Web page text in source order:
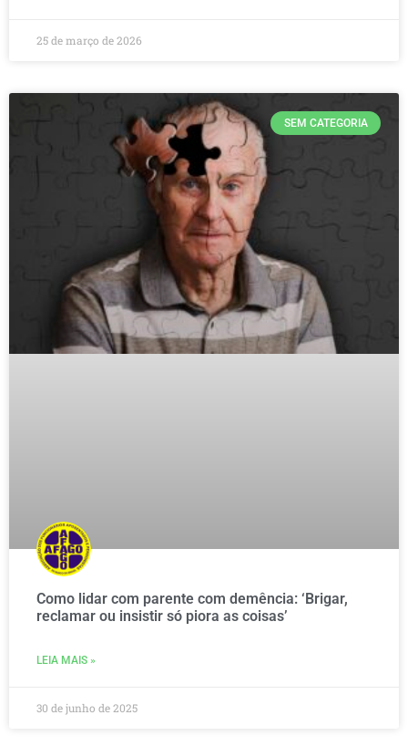
25 de março de 2026
SEM CATEGORIA
Como lidar com parente com demência: ‘Brigar,
reclamar ou insistir só piora as coisas’
LEIA MAIS »
30 de junho de 2025